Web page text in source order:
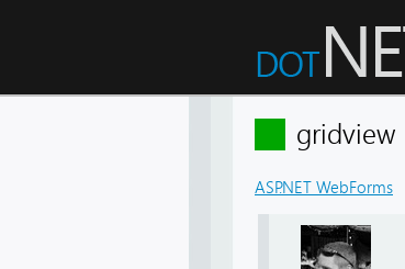
gridview
ASP.NET WebForms